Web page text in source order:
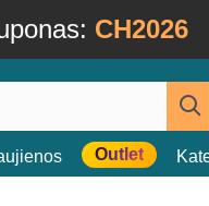
CH2026
Outlet